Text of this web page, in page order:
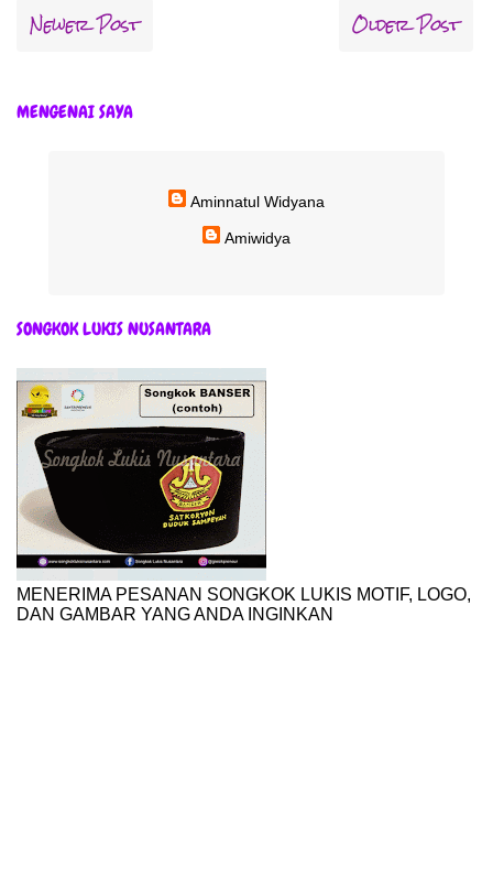
Newer Post Older Post
MENGENAI SAYA
Aminnatul Widyana
Amiwidya
SONGKOK LUKIS NUSANTARA
MENERIMA PESANAN SONGKOK LUKIS MOTIF, LOGO,
DAN GAMBAR YANG ANDA INGINKAN